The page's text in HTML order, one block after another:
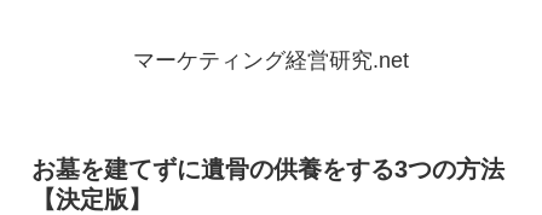
マーケティング経営研究.net
お墓を建てずに遺骨の供養をする3つの方法
【決定版】